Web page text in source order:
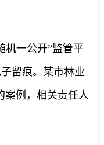
机一公开”监管平
留痕。某市林业
案例，相关责任人